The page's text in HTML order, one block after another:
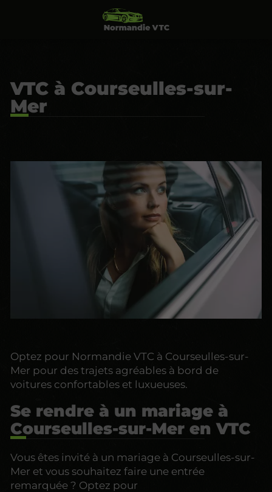
VTC à Courseulles-sur-
Mer
Optez pour Normandie VTC à Courseulles-sur-
Mer pour des trajets agréables à bord de
voitures confortables et luxueuses.
Se rendre à un mariage à
Courseulles-sur-Mer en VTC
Vous êtes invité à un mariage à Courseulles-sur-
Mer et vous souhaitez faire une entrée
remarquée ? Optez pour